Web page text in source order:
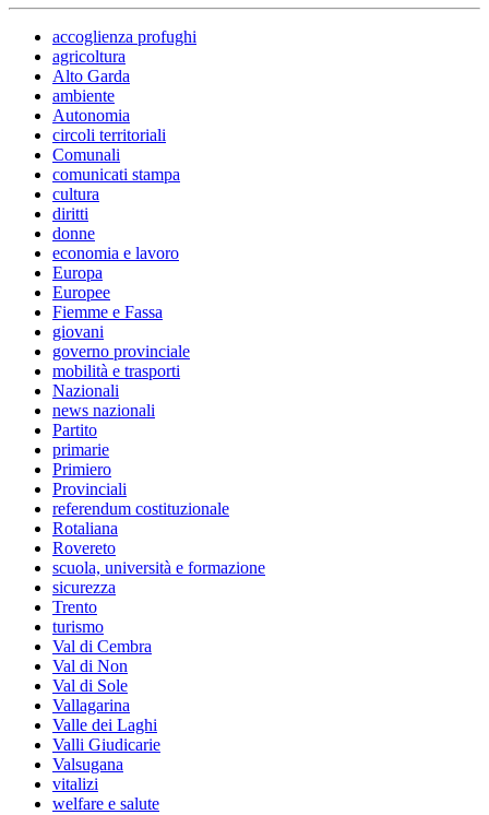
accoglienza profughi
agricoltura
Alto Garda
ambiente
Autonomia
circoli territoriali
Comunali
comunicati stampa
cultura
diritti
donne
economia e lavoro
Europa
Europee
Fiemme e Fassa
giovani
governo provinciale
mobilità e trasporti
Nazionali
news nazionali
Partito
primarie
Primiero
Provinciali
referendum costituzionale
Rotaliana
Rovereto
scuola, università e formazione
sicurezza
Trento
turismo
Val di Cembra
Val di Non
Val di Sole
Vallagarina
Valle dei Laghi
Valli Giudicarie
Valsugana
vitalizi
welfare e salute